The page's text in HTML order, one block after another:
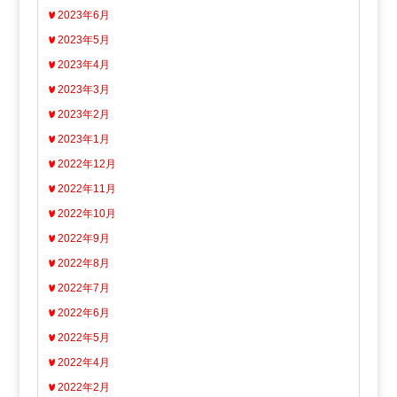
2023年6月
2023年5月
2023年4月
2023年3月
2023年2月
2023年1月
2022年12月
2022年11月
2022年10月
2022年9月
2022年8月
2022年7月
2022年6月
2022年5月
2022年4月
2022年2月